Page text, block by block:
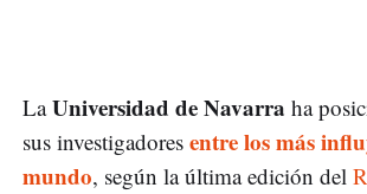
LaUniversidad de Navarra ha
sus investigadores entre los más
mundo, según la última edición del